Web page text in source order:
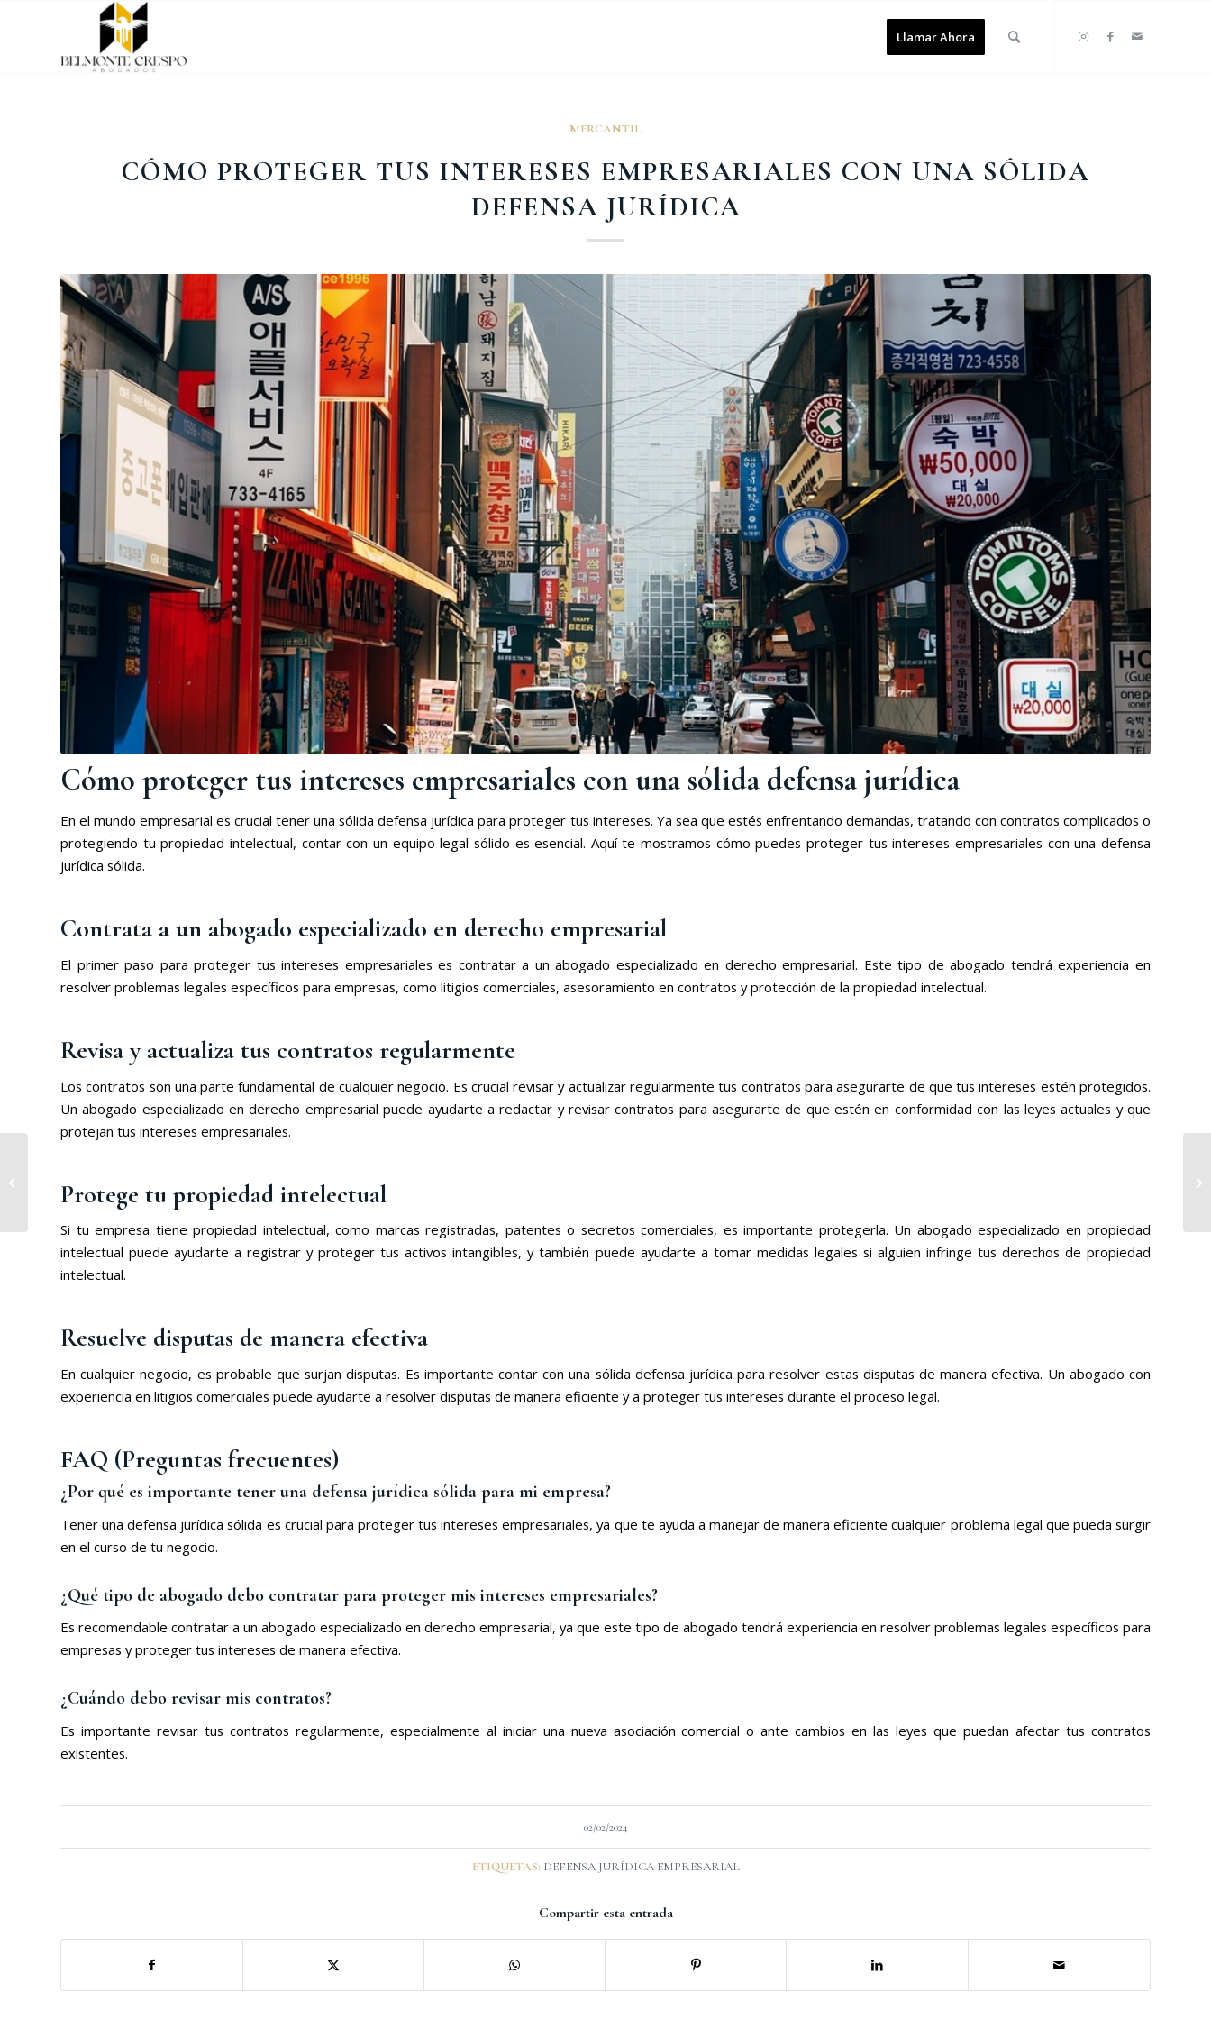
Llamar Ahora
MERCANTIL
CÓMO PROTEGER TUS INTERESES EMPRESARIALES CON UNA SÓLIDA
DEFENSA JURÍDICA
Cómo proteger tus intereses empresariales con una sólida defensa jurídica
En el mundo empresarial es crucial tener una sólida defensa jurídica para proteger tus intereses. Ya sea que estés enfrentando demandas, tratando con contratos complicados o
protegiendo tu propiedad intelectual, contar con un equipo legal sólido es esencial. Aquí te mostramos cómo puedes proteger tus intereses empresariales con una defensa
jurídica sólida.
Contrata a un abogado especializado en derecho empresarial
El primer paso para proteger tus intereses empresariales es contratar a un abogado especializado en derecho empresarial. Este tipo de abogado tendrá experiencia en
resolver problemas legales específicos para empresas, como litigios comerciales, asesoramiento en contratos y protección de la propiedad intelectual.
Revisa y actualiza tus contratos regularmente
Los contratos son una parte fundamental de cualquier negocio. Es crucial revisar y actualizar regularmente tus contratos para asegurarte de que tus intereses estén protegidos.
Un abogado especializado en derecho empresarial puede ayudarte a redactar y revisar contratos para asegurarte de que estén en conformidad con las leyes actuales y que
protejan tus intereses empresariales.
Protege tu propiedad intelectual
Si tu empresa tiene propiedad intelectual, como marcas registradas, patentes o secretos comerciales, es importante protegerla. Un abogado especializado en propiedad
intelectual puede ayudarte a registrar y proteger tus activos intangibles, y también puede ayudarte a tomar medidas legales si alguien infringe tus derechos de propiedad
intelectual.
Resuelve disputas de manera efectiva
En cualquier negocio, es probable que surjan disputas. Es importante contar con una sólida defensa jurídica para resolver estas disputas de manera efectiva. Un abogado con
experiencia en litigios comerciales puede ayudarte a resolver disputas de manera eficiente y a proteger tus intereses durante el proceso legal.
FAQ (Preguntas frecuentes)
¿Por qué es importante tener una defensa jurídica sólida para mi empresa?
Tener una defensa jurídica sólida es crucial para proteger tus intereses empresariales, ya que te ayuda a manejar de manera eficiente cualquier problema legal que pueda surgir
en el curso de tu negocio.
¿Qué tipo de abogado debo contratar para proteger mis intereses empresariales?
Es recomendable contratar a un abogado especializado en derecho empresarial, ya que este tipo de abogado tendrá experiencia en resolver problemas legales específicos para
empresas y proteger tus intereses de manera efectiva.
¿Cuándo debo revisar mis contratos?
Es importante revisar tus contratos regularmente, especialmente al iniciar una nueva asociación comercial o ante cambios en las leyes que puedan afectar tus contratos
existentes.
02/02/2024
ETIQUETAS: DEFENSA JURÍDICA EMPRESARIAL
Compartir esta entrada
qué puede hacer por